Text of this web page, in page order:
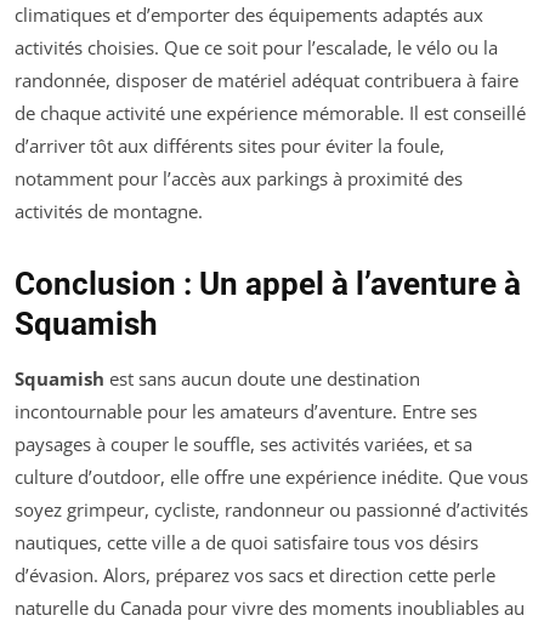
climatiques et d’emporter des équipements adaptés aux
activités choisies. Que ce soit pour l’escalade, le vélo ou la
randonnée, disposer de matériel adéquat contribuera à faire
de chaque activité une expérience mémorable. Il est conseillé
d’arriver tôt aux différents sites pour éviter la foule,
notamment pour l’accès aux parkings à proximité des
activités de montagne.
Conclusion : Un appel à l’aventure à
Squamish
Squamish est sans aucun doute une destination
incontournable pour les amateurs d’aventure. Entre ses
paysages à couper le souffle, ses activités variées, et sa
culture d’outdoor, elle offre une expérience inédite. Que vous
soyez grimpeur, cycliste, randonneur ou passionné d’activités
nautiques, cette ville a de quoi satisfaire tous vos désirs
d’évasion. Alors, préparez vos sacs et direction cette perle
naturelle du Canada pour vivre des moments inoubliables au